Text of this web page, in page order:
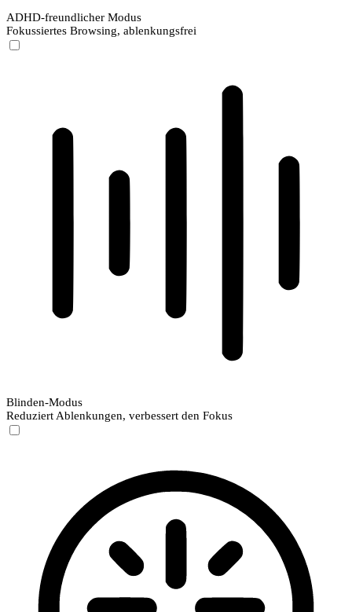
ADHD-freundlicher Modus
Fokussiertes Browsing, ablenkungsfrei
Blinden-Modus
Reduziert Ablenkungen, verbessert den Fokus